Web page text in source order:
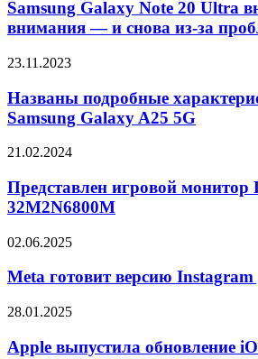
Note
20
Ultra
в
внимания
—
снова
за
проблем
с
Samsung Galaxy Note 20 Ultra
внимания — и снова из-за
Названы
характеристики
смартфона
Samsung
A25
23.11.2023
Названы подробные
Samsung Galaxy A25 5G
Представлен
монитор
Philips
Evnia
21.02.2024
Представлен игровой монитор
32M2N6800M
Meta
версию
для
02.06.2025
Meta готовит версию
Apple
обновление
28.01.2025
Apple выпустила обновление